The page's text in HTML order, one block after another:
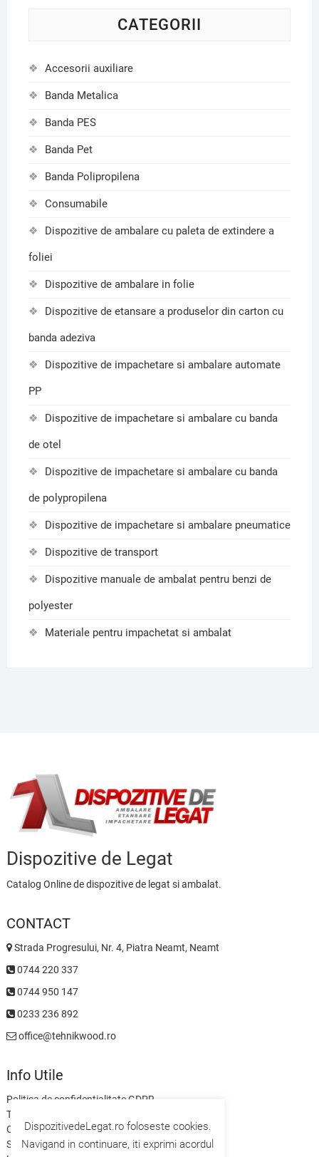
CATEGORII
Accesorii auxiliare
Banda Metalica
Banda PES
Banda Pet
Banda Polipropilena
Consumabile
Dispozitive de ambalare cu paleta de extindere a
foliei
Dispozitive de ambalare in folie
Dispozitive de etansare a produselor din carton cu
banda adeziva
Dispozitive de impachetare si ambalare automate
PP
Dispozitive de impachetare si ambalare cu banda
de otel
Dispozitive de impachetare si ambalare cu banda
de polypropilena
Dispozitive de impachetare si ambalare pneumatice
Dispozitive de transport
Dispozitive manuale de ambalat pentru benzi de
polyester
Materiale pentru impachetat si ambalat
Dispozitive de Legat
Catalog Online de dispozitive de legat si ambalat.
CONTACT
Strada Progresului, Nr. 4, Piatra Neamt, Neamt
0744 220 337
0744 950 147
0233 236 892
office@tehnikwood.ro
Info Utile
Politica de confidentialitate GDPR
Termeni si Conditii
Contact
Servicii
DispozitivedeLegat.ro foloseste cookies.
Navigand in continuare, iti exprimi acordul